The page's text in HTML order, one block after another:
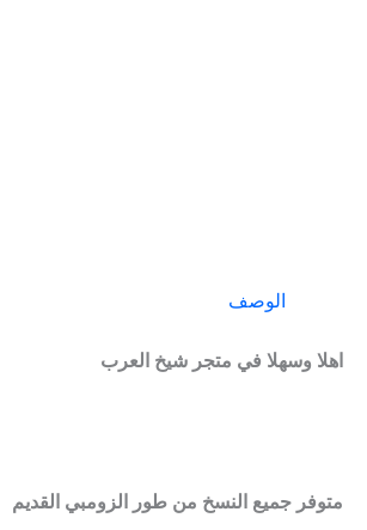
الوصف
اهلا وسهلا في متجر شيخ العرب
متوفر جميع النسخ من طور الزومبي القديم